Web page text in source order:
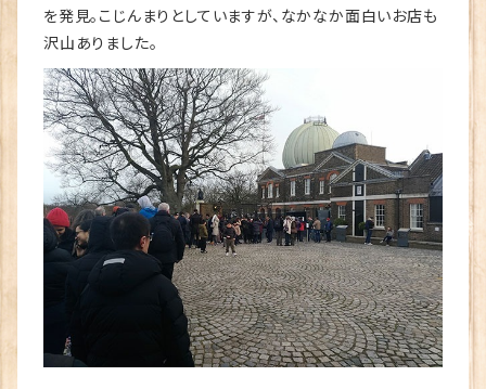
を発見。こじんまりとしていますが、なかなか面白いお店も
沢山ありました。